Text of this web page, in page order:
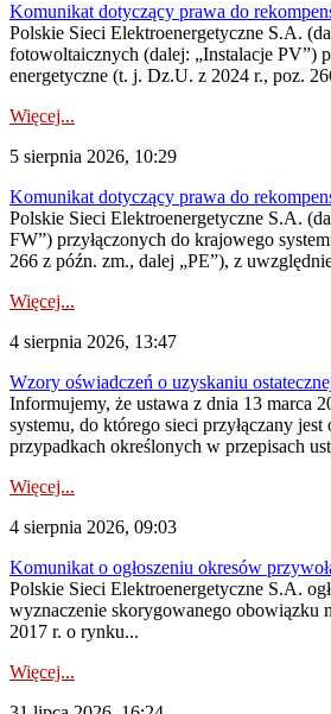
Komunikat dotyczący prawa do
Polskie Sieci Elektroenergetyczne S.A.
fotowoltaicznych (dalej: „Instalacje PV”)
energetyczne (t. j. Dz.U. z 2024 r., poz.
Więcej...
5 sierpnia 2026, 10:29
Komunikat dotyczący prawa do
Polskie Sieci Elektroenergetyczne S.A.
FW”) przyłączonych do krajowego
266 z późn. zm., dalej „PE”), z
Więcej...
4 sierpnia 2026, 13:47
Wzory oświadczeń o uzyskaniu
Informujemy, że ustawa z dnia 13 marca
systemu, do którego sieci przyłączany
przypadkach określonych w przepisach
Więcej...
4 sierpnia 2026, 09:03
Komunikat o ogłoszeniu okresów
Polskie Sieci Elektroenergetyczne S.A.
wyznaczenie skorygowanego obowiązku
2017 r. o rynku...
Więcej...